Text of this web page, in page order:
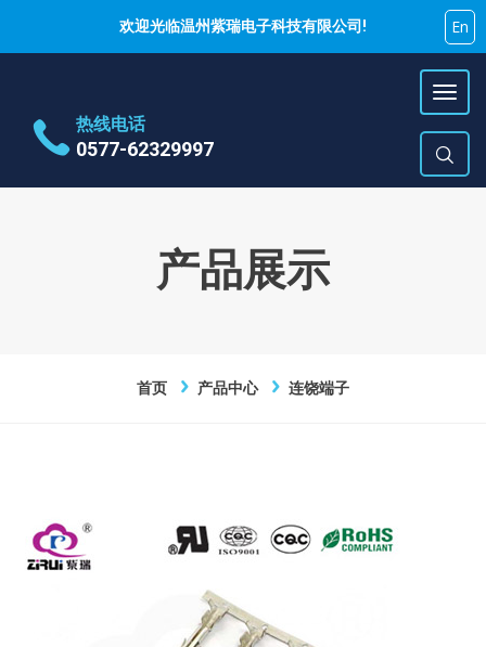
欢迎光临温州紫瑞电子科技有限公司! En
乐清市蒲岐镇特色工业区
周一~周六 9:00~17:00
E-Mail
热线电话
0577-62329997
产品展示
首页 产品中心 连饶端子